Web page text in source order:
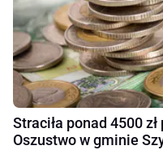
Straciła ponad 4500
Oszustwo w gminie